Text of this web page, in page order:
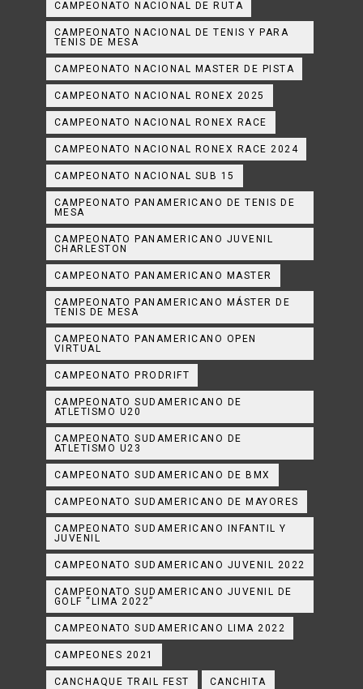
CAMPEONATO NACIONAL DE RUTA
CAMPEONATO NACIONAL DE TENIS Y PARA
TENIS DE MESA
CAMPEONATO NACIONAL MASTER DE PISTA
CAMPEONATO NACIONAL RONEX 2025
CAMPEONATO NACIONAL RONEX RACE
CAMPEONATO NACIONAL RONEX RACE 2024
CAMPEONATO NACIONAL SUB 15
CAMPEONATO PANAMERICANO DE TENIS DE
MESA
CAMPEONATO PANAMERICANO JUVENIL
CHARLESTON
CAMPEONATO PANAMERICANO MASTER
CAMPEONATO PANAMERICANO MÁSTER DE
TENIS DE MESA
CAMPEONATO PANAMERICANO OPEN
VIRTUAL
CAMPEONATO PRODRIFT
CAMPEONATO SUDAMERICANO DE
ATLETISMO U20
CAMPEONATO SUDAMERICANO DE
ATLETISMO U23
CAMPEONATO SUDAMERICANO DE BMX
CAMPEONATO SUDAMERICANO DE MAYORES
CAMPEONATO SUDAMERICANO INFANTIL Y
JUVENIL
CAMPEONATO SUDAMERICANO JUVENIL 2022
CAMPEONATO SUDAMERICANO JUVENIL DE
GOLF “LIMA 2022”
CAMPEONATO SUDAMERICANO LIMA 2022
CAMPEONES 2021
CANCHAQUE TRAIL FEST CANCHITA